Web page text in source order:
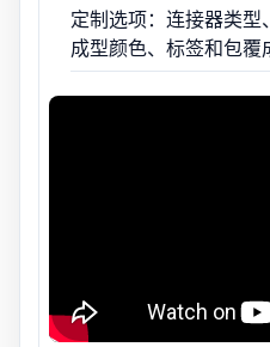
定制选项：连接器类型
成型颜色、标签和包覆